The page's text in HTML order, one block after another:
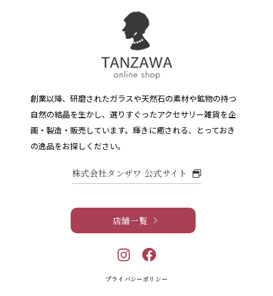
創業以降、研磨されたガラスや天然石の素材や鉱物の持つ
自然の結晶を生かし、選りすぐったアクセサリー雑貨を企
画・製造・販売しています。 輝きに癒される、とっておき
の逸品をお探しください。
株式会社タンザワ 公式サイト
店舗一覧
プライバシーポリシー